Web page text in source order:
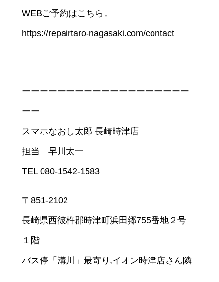
WEBご予約はこちら↓
https://repairtaro-nagasaki.com/contact
ーーーーーーーーーーーーーーーーーーー
ーー
スマホなおし太郎 長崎時津店
担当 早川太一
TEL 080-1542-1583
〒851-2102
長崎県西彼杵郡時津町浜田郷755番地２号
１階
バス停「溝川」最寄り,イオン時津店さん隣